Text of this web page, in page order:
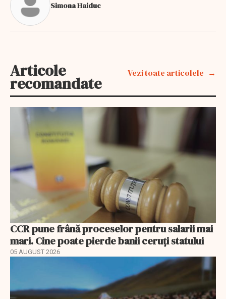
Simona Haiduc
Articole
recomandate
Vezi toate articolele
CCR pune frână proceselor pentru salarii mai
mari. Cine poate pierde banii ceruți statului
05 AUGUST 2026